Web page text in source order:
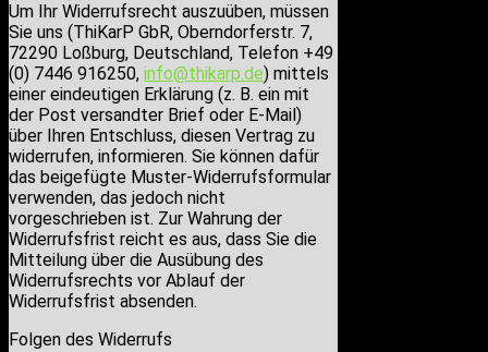
Um Ihr Widerrufsrecht auszuüben, müssen
Sie uns (ThiKarP GbR, Oberndorferstr. 7,
72290 Loßburg, Deutschland, Telefon +49
(0) 7446 916250, info@thikarp.de) mittels
einer eindeutigen Erklärung (z. B. ein mit
der Post versandter Brief oder E-Mail)
über Ihren Entschluss, diesen Vertrag zu
widerrufen, informieren. Sie können dafür
das beigefügte Muster-Widerrufsformular
verwenden, das jedoch nicht
vorgeschrieben ist. Zur Wahrung der
Widerrufsfrist reicht es aus, dass Sie die
Mitteilung über die Ausübung des
Widerrufsrechts vor Ablauf der
Widerrufsfrist absenden.
Folgen des Widerrufs